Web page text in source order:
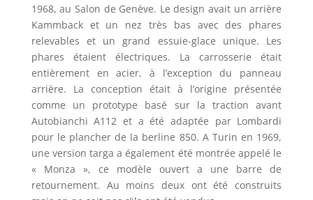
1968, au Salon de Genève. Le design avait un arrière
Kammback et un nez très bas avec des phares
relevables et un grand essuie-glace unique. Les
phares étaient électriques. La carrosserie était
entièrement en acier, à l’exception du panneau
arrière. La conception était à l’origine présentée
comme un prototype basé sur la traction avant
Autobianchi A112 et a été adaptée par Lombardi
pour le plancher de la berline 850. A Turin en 1969,
une version targa a également été montrée appelé le
« Monza », ce modèle ouvert a une barre de
retournement. Au moins deux ont été construits